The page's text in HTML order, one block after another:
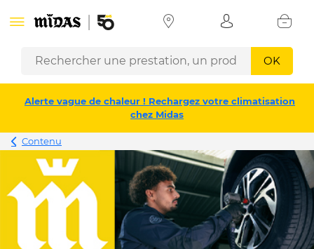
OK
Alerte vague de chaleur ! Rechargez votre climatisation
chez Midas
Contenu